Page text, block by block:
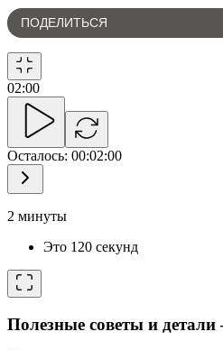
ПОДЕЛИТЬСЯ
02:00
Осталось: 00:02:00
2 минуты
Это 120 секунд
Полезные советы и